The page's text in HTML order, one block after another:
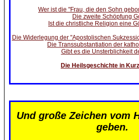
Wer ist die "Frau, die den Sohn
Die zweite Schöpfung
Ist die christliche Religion eine
Die Widerlegung der "Apostolischen
Die Transsubstantiation der
Gibt es die Unsterblichkeit
Die Heilsgeschichte in
Und große Zeichen vom
geben.